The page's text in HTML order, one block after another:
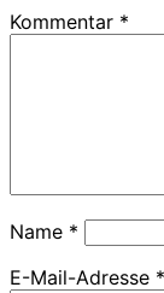
Kommentar *
Name *
E-Mail-Adresse *